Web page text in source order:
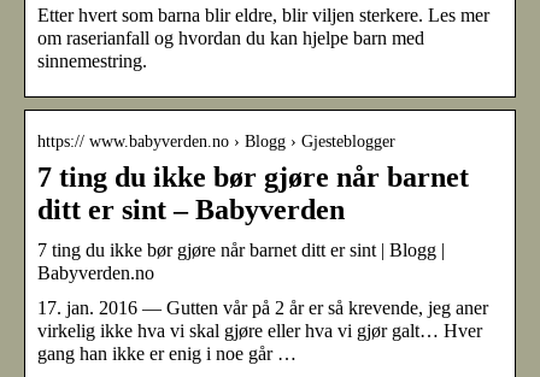
Etter hvert som barna blir eldre, blir viljen sterkere. Les mer
om raserianfall og hvordan du kan hjelpe barn med
sinnemestring.
https:// www.babyverden.no › Blogg › Gjesteblogger
7 ting du ikke bør gjøre når barnet
ditt er sint – Babyverden
7 ting du ikke bør gjøre når barnet ditt er sint | Blogg |
Babyverden.no
17. jan. 2016 — Gutten vår på 2 år er så krevende, jeg aner
virkelig ikke hva vi skal gjøre eller hva vi gjør galt… Hver
gang han ikke er enig i noe går …